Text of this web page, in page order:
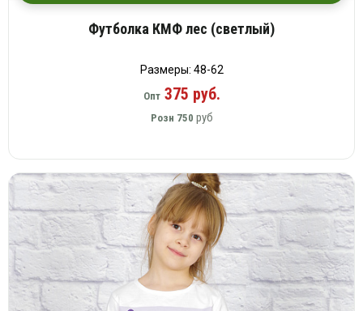
Футболка КМФ лес (светлый)
Размеры: 48-62
Опт375 руб.
Розн 750 руб